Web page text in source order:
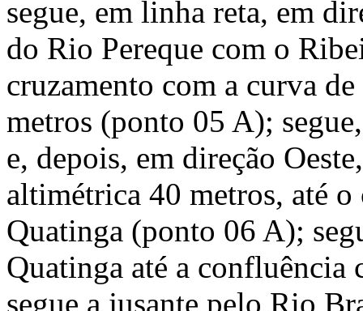
segue, em linha reta, em
do Rio Pereque com o
cruzamento com a curva
metros (ponto 05 A);
e, depois, em direção
altimétrica 40 metros, até
Quatinga (ponto 06 A);
Quatinga até a
segue a jusante pelo Rio